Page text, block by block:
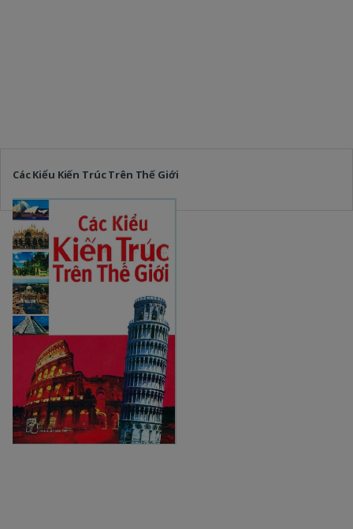
Các Kiểu Kiến Trúc Trên Thế Giới